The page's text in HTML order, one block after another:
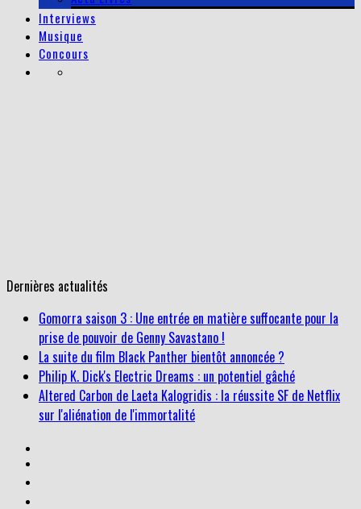
Interviews
Musique
Concours
Dernières actualités
Gomorra saison 3 : Une entrée en matière suffocante pour la
prise de pouvoir de Genny Savastano !
La suite du film Black Panther bientôt annoncée ?
Philip K. Dick's Electric Dreams : un potentiel gâché
Altered Carbon de Laeta Kalogridis : la réussite SF de Netflix
sur l'aliénation de l'immortalité